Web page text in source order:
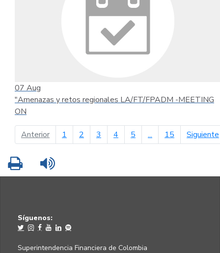
07 Aug
"Amenazas y retos regionales LA/FT/FPADM -MEETING
ON
Anteriorpágina anterior
1 2 3 4 5 ... 15 Siguiente
Imprimir
Síguenos:
Superintendencia Financiera de Colombia